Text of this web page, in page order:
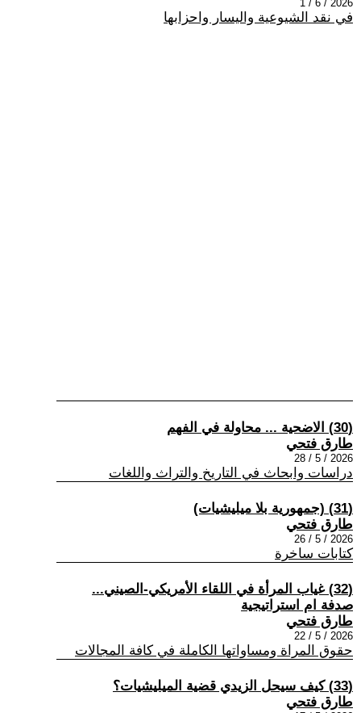
2026 / 6 / 1
في نقد الشيوعية واليسار واحزابها
(30) الاضحية ... محاولة في الفهم
طارق فتحي
2026 / 5 / 28
دراسات وابحاث في التاريخ والتراث واللغات
(31) (جمهورية بلا ميليشيات)
طارق فتحي
2026 / 5 / 26
كتابات ساخرة
(32) غياب المرأة في اللقاء الأمريكي-الصيني...
صدفة ام استراتيجية
طارق فتحي
2026 / 5 / 22
حقوق المراة ومساواتها الكاملة في كافة المجالات
(33) كيف سيحل الزيدي قضية الميليشيات؟
طارق فتحي